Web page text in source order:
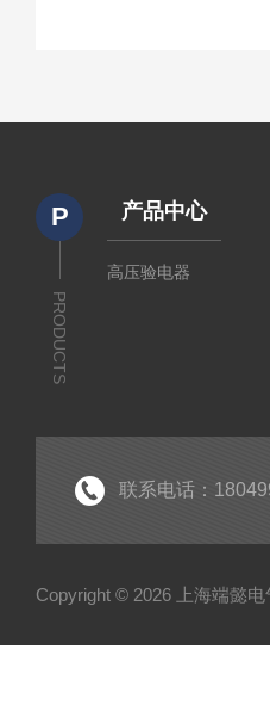
P
PRODUCTS
产品中心
高压验电器
联系电话：
Copyright © 2026 上海端懿